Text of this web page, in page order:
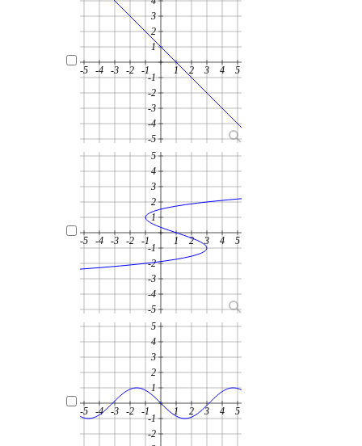
1 2 3 4 5
-1
-2
-3
-4
-5
1
2
3
-1
-2
-3
-4
-5
1 2 3 4 5
-1
-2
-3
-4
-5
1
2
3
4
5
-1
-2
-3
-4
-5
1 2 3 4 5
-1
-2
-3
-4
-5
1
2
3
4
5
-1
-2